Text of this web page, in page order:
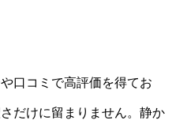
口コミで高評価を得てお
だけに留まりません。静か